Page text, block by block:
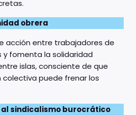
obrera
acción entre trabajadores de
fomenta la solidaridad
islas, consciente de que
colectiva puede frenar los
sindicalismo burocrático